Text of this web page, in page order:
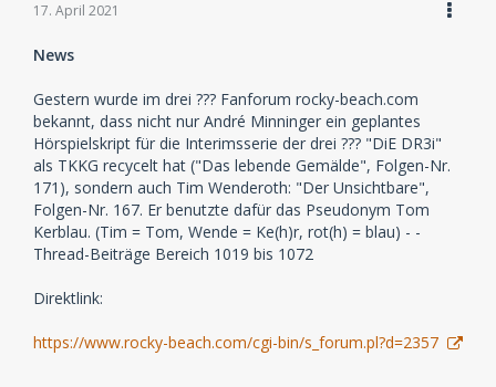
17. April 2021
News
Gestern wurde im drei ??? Fanforum rocky-beach.com
bekannt, dass nicht nur André Minninger ein geplantes
Hörspielskript für die Interimsserie der drei ??? "DiE DR3i"
als TKKG recycelt hat ("Das lebende Gemälde", Folgen-Nr.
171), sondern auch Tim Wenderoth: "Der Unsichtbare",
Folgen-Nr. 167. Er benutzte dafür das Pseudonym Tom
Kerblau. (Tim = Tom, Wende = Ke(h)r, rot(h) = blau) - -
Thread-Beiträge Bereich 1019 bis 1072
Direktlink:
https://www.rocky-beach.com/cgi-bin/s_forum.pl?d=2357